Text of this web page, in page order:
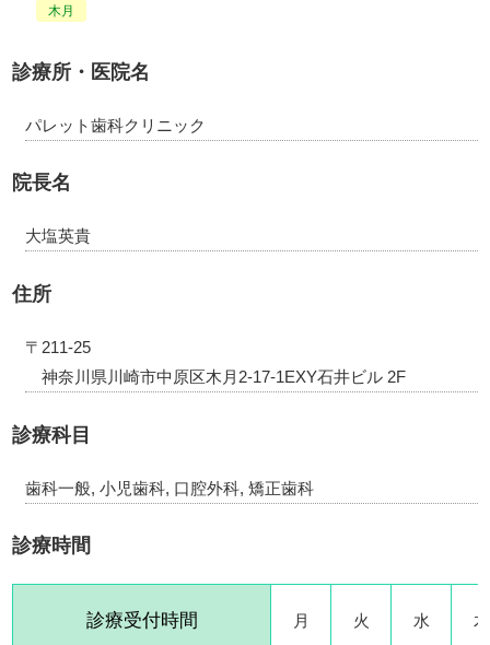
木月
診療所・医院名
パレット歯科クリニック
院長名
大塩英貴
住所
〒211-25
神奈川県川崎市中原区木月2-17-1EXY石井ビル 2F
診療科目
歯科一般, 小児歯科, 口腔外科, 矯正歯科
診療時間
診療受付時間 月 火 水 木